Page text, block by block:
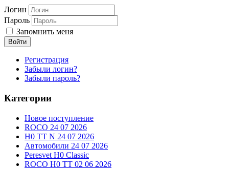
Логин
Пароль
Запомнить меня
Войти
Регистрация
Забыли логин?
Забыли пароль?
Категории
Новое поступление
ROCO 24 07 2026
H0 TT N 24 07 2026
Автомобили 24 07 2026
Peresvet H0 Classic
ROCO H0 TT 02 06 2026